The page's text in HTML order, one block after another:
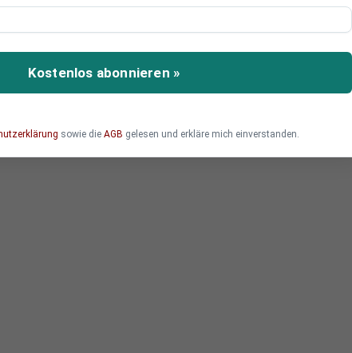
viel zu wenig für die
dauerhaft mehr
Leistungskraft
Kostenlos abonnieren »
sowie die AGB gelesen und erkläre mich einverstanden.